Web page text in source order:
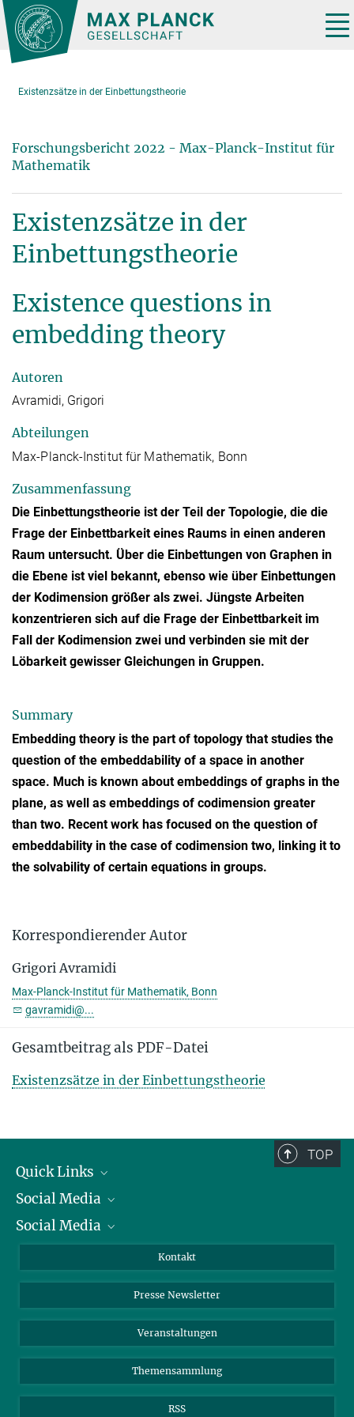
Hauptinhalt
Existenzsätze in der Einbettungstheorie
Forschungsbericht 2022 - Max-Planck-Institut für
Mathematik
Existenzsätze in der
Einbettungstheorie
Existence questions in
embedding theory
Autoren
Avramidi, Grigori
Abteilungen
Max-Planck-Institut für Mathematik, Bonn
Zusammenfassung
Die Einbettungstheorie ist der Teil der Topologie, die die
Frage der Einbettbarkeit eines Raums in einen anderen
Raum untersucht. Über die Einbettungen von Graphen in
die Ebene ist viel bekannt, ebenso wie über Einbettungen
der Kodimension größer als zwei. Jüngste Arbeiten
konzentrieren sich auf die Frage der Einbettbarkeit im
Fall der Kodimension zwei und verbinden sie mit der
Löbarkeit gewisser Gleichungen in Gruppen.
Summary
Embedding theory is the part of topology that studies the
question of the embeddability of a space in another
space. Much is known about embeddings of graphs in the
plane, as well as embeddings of codimension greater
than two. Recent work has focused on the question of
embeddability in the case of codimension two, linking it to
the solvability of certain equations in groups.
Korrespondierender Autor
Grigori Avramidi
Max-Planck-Institut für Mathematik, Bonn
gavramidi@...
Gesamtbeitrag als PDF-Datei
Existenzsätze in der Einbettungstheorie
TOP
Quick Links
Präsident
Zahlen und Fakten
Meldestelle Fehlverhalten
Social Media
Bluesky
TikTok
Social Media
Instagram
YouTube
Kontakt
Presse Newsletter
Veranstaltungen
Themensammlung
RSS